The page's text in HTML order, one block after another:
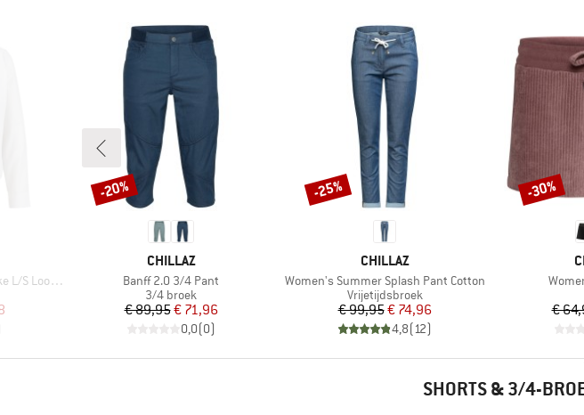
Shirt
prijs
MERK
CHILLAZ
Artikel
Banff 2.0 3/4 Pant
Productgroep
3/4 broek
Prijs
€ 89,95Verlaagde prijs
€ 71,96
0,0(0)
Korting
-20%
MERK
CHILLAZ
Artikel
Women's Summer Splash Pant Cotton
Productgroep
Vrijetijdsbroek
Prijs
€ 99,95Verlaagde prijs
€ 74,96
4,8(12)
Korting
-25%
Artikel
€
Korting
-30%
SHORTS & 3/4-